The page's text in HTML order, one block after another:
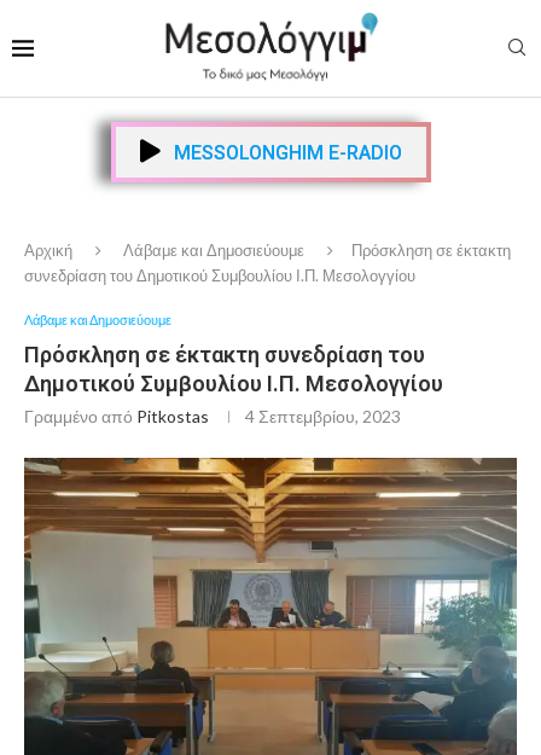
MESSOLONGHIM E-RADIO
Αρχική Λάβαμε και Δημοσιεύουμε
Πρόσκληση σε έκτακτη
συνεδρίαση του Δημοτικού Συμβουλίου Ι.Π. Μεσολογγίου
Λάβαμε και Δημοσιεύουμε
Πρόσκληση σε έκτακτη συνεδρίαση του
Δημοτικού Συμβουλίου Ι.Π. Μεσολογγίου
Γραμμένο από Pitkostas 4 Σεπτεμβρίου, 2023